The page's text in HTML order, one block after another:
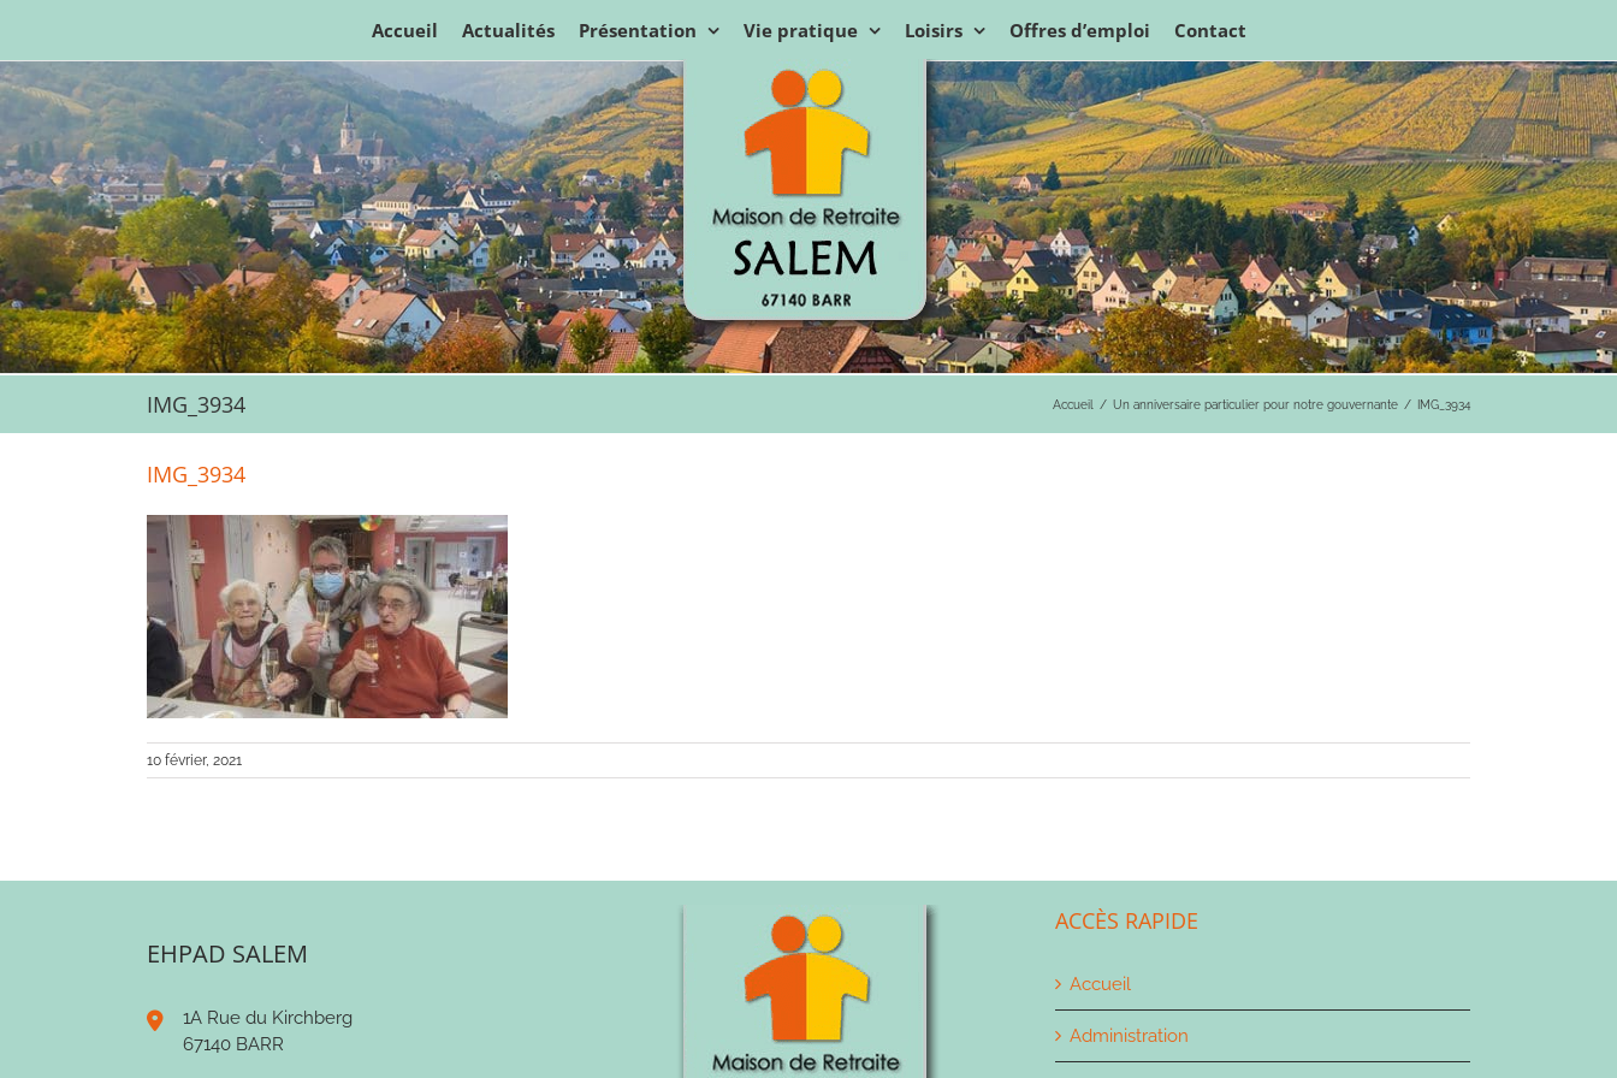
contenu
Accueil Actualités Présentation Vie pratique Loisirs Offres d’emploi Contact
IMG_3934 Accueil Un anniversaire particulier pour notre gouvernante IMG_3934
IMG_3934
10 février, 2021
EHPAD SALEM
1A Rue du Kirchberg
67140 BARR
ACCÈS RAPIDE
Accueil
Administration